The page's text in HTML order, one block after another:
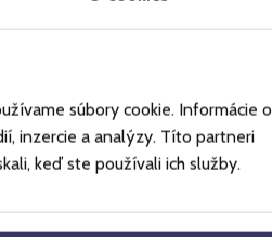
súbory cookie. Informácie o
inzercie a analýzy. Títo partneri
keď ste používali ich služby.